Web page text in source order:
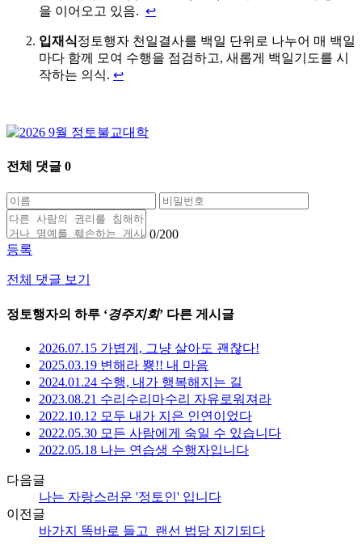
을 이어오고 있음. ↩
입재식정토행자 천일결사를 백일 단위로 나누어 매 백일
마다 함께 모여 수행을 점검하고, 새롭게 백일기도를 시
작하는 의식. ↩
전체 댓글 0
0/200
등록
전체 댓글 보기
정토행자의 하루 ‘경주지회’ 다른 게시글
2026.07.15 가볍게, 그냥 살아도 괜찮다!
2025.03.19 변해라 뿅!! 내 마음
2024.01.24 수행, 내가 행복해지는 길
2023.08.21 수리수리마수리 자유로워져라
2022.10.12 모두 내가 지은 인연이었다
2022.05.30 모든 사람에게 숙일 수 있습니다
2022.05.18 나는 연습생 수행자입니다
다음글
나는 자랑스러운 '정토인' 입니다
이전글
바가지 똑바로 들고_랜선 법당 지기되다